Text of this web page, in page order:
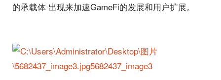
的承载体 出现来加速GameFi的发展和用户扩展。